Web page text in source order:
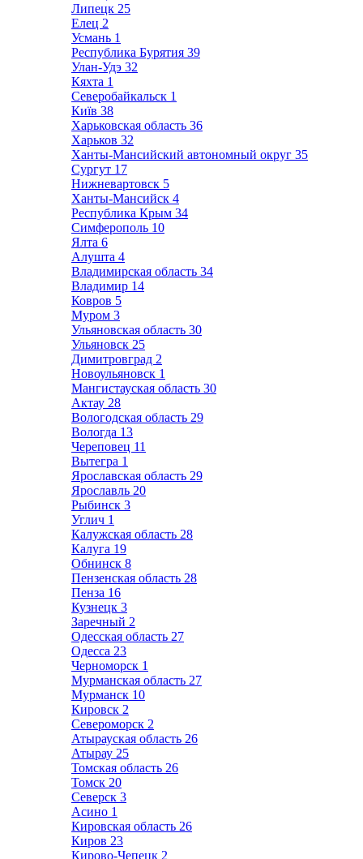
Липецк 25
Елец 2
Усмань 1
Республика Бурятия 39
Улан-Удэ 32
Кяхта 1
Северобайкальск 1
Київ 38
Харьковская область 36
Харьков 32
Ханты-Мансийский автономный округ 35
Сургут 17
Нижневартовск 5
Ханты-Мансийск 4
Республика Крым 34
Симферополь 10
Ялта 6
Алушта 4
Владимирская область 34
Владимир 14
Ковров 5
Муром 3
Ульяновская область 30
Ульяновск 25
Димитровград 2
Новоульяновск 1
Мангистауская область 30
Актау 28
Вологодская область 29
Вологда 13
Череповец 11
Вытегра 1
Ярославская область 29
Ярославль 20
Рыбинск 3
Углич 1
Калужская область 28
Калуга 19
Обнинск 8
Пензенская область 28
Пенза 16
Кузнецк 3
Заречный 2
Одесская область 27
Одесса 23
Черноморск 1
Мурманская область 27
Мурманск 10
Кировск 2
Североморск 2
Атырауская область 26
Атырау 25
Томская область 26
Томск 20
Северск 3
Асино 1
Кировская область 26
Киров 23
Кирово-Чепецк 2